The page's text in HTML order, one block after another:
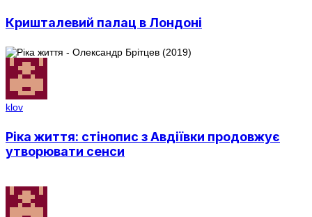
Кришталевий палац в Лондоні
klov
Ріка життя: стінопис з Авдіївки продовжує
утворювати сенси